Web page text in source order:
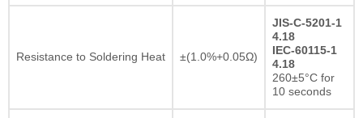
Resistance to Soldering Heat ±(1.0%+0.05Ω)
JIS-C-5201-1
4.18
IEC-60115-1
4.18
260±5°C for
10 seconds